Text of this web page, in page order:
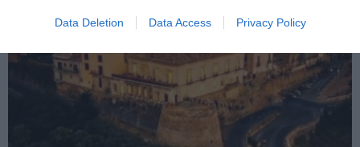
Data Deletion Data Access Privacy Policy